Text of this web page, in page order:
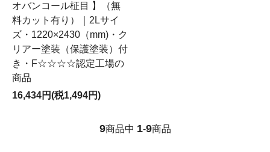
オバンコール柾目 】（無
料カット有り）｜2Lサイ
ズ・1220×2430（mm)・ク
リアー塗装（保護塗装）付
き・F☆☆☆☆認定工場の
商品
16,434円(税1,494円)
9商品中 1-9商品